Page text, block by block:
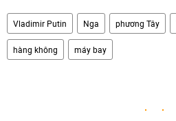
Vladimir Putin Nga phương Tây
hàng không máy bay